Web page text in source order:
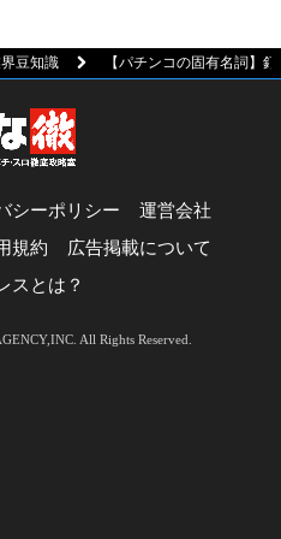
豆知識 【パチンコの固有名詞】
シーポリシー
運営会社
規約
広告掲載について
スとは？
All Rights Reserved.